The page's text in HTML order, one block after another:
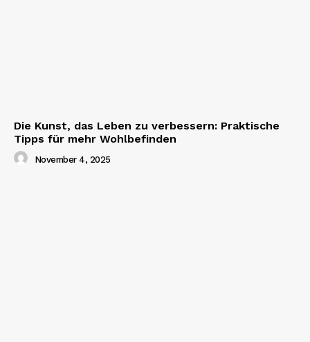
Die Kunst, das Leben zu verbessern: Praktische
Tipps für mehr Wohlbefinden
November 4, 2025